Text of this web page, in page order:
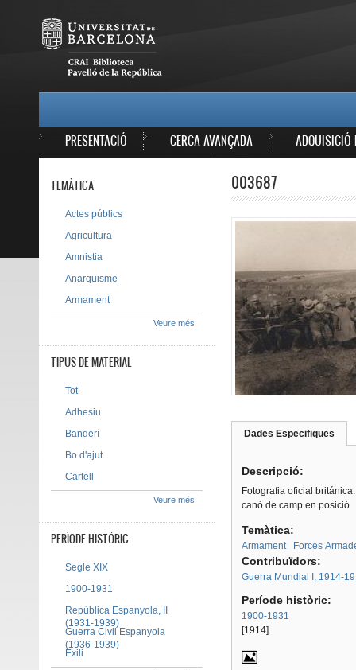
PRESENTACIÓ CERCA AVANÇADA ADQUISICIÓ
003687
Dades Especifiques
Descripció:
Fotografia oficial
canó de camp en posició
Temàtica:
Armament Forces
Contribuïdors:
Guerra Mundial I, 1914-
Període històric:
1900-1931
[1914]
TEMÀTICA
Actes públics
Agricultura
Amnistia
Anarquisme
Armament
Veure més
TIPUS DE MATERIAL
Tot
Adhesiu
Banderí
Bo d'ajut
Cartell
Veure més
PERÍODE HISTÒRIC
Segle XIX
1900-1931
República Espanyola, II
(1931-1939)
Guerra Civil Espanyola
(1936-1939)
Exili